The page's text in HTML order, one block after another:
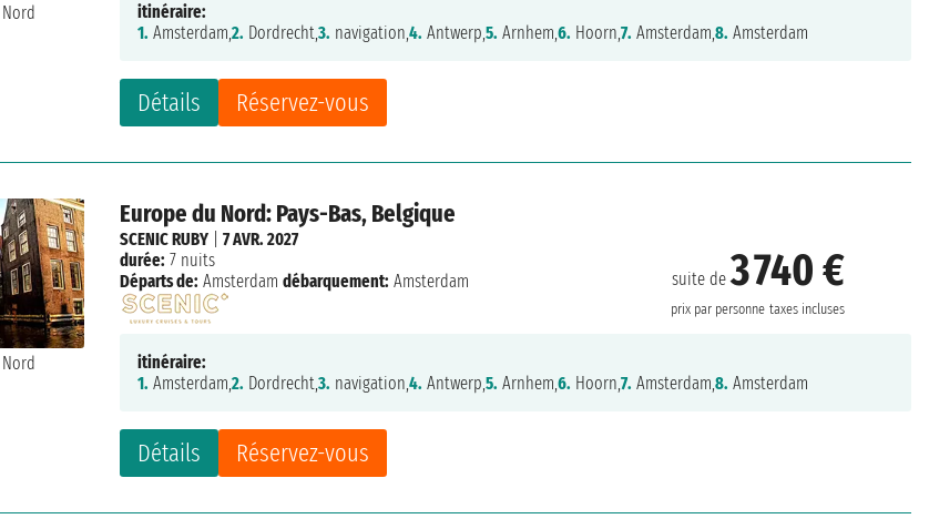
Détails Réservez-vous
itinéraire:
1. Amsterdam,2. Dordrecht,3. navigation,4. Antwerp,5. Arnhem,6. Hoorn,7. Amsterdam,8. Amsterdam
Europe du Nord: Pays-Bas, Belgique
suite de3 740 €
prix par personne taxes incluses
Détails Réservez-vous
SCENIC RUBY |7 AVR. 2027
durée: 7 nuits
Départs de: Amsterdam débarquement: Amsterdam
itinéraire:
1. Amsterdam,2. Dordrecht,3. navigation,4. Antwerp,5. Arnhem,6. Hoorn,7. Amsterdam,8. Amsterdam